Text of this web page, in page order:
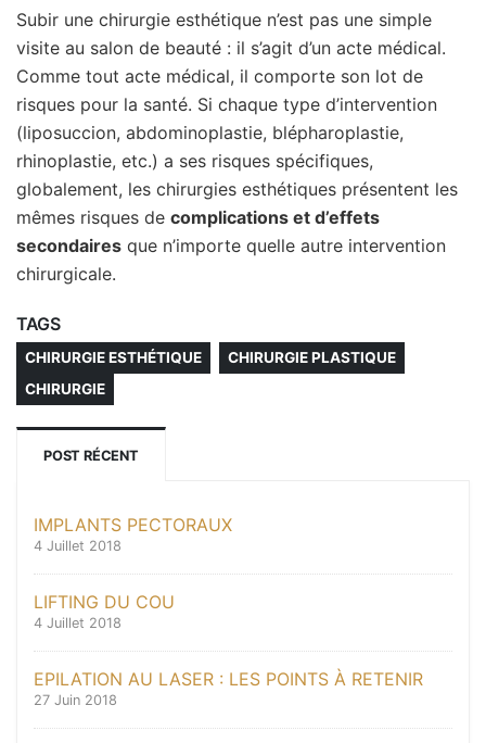
Subir une chirurgie esthétique n’est pas une simple
visite au salon de beauté : il s’agit d’un acte médical.
Comme tout acte médical, il comporte son lot de
risques pour la santé. Si chaque type d’intervention
(liposuccion, abdominoplastie, blépharoplastie,
rhinoplastie, etc.) a ses risques spécifiques,
globalement, les chirurgies esthétiques présentent les
mêmes risques de complications et d’effets
secondaires que n’importe quelle autre intervention
chirurgicale.
TAGS
CHIRURGIE ESTHÉTIQUE
CHIRURGIE PLASTIQUE
CHIRURGIE
POST RÉCENT
IMPLANTS PECTORAUX
4 Juillet 2018
LIFTING DU COU
4 Juillet 2018
EPILATION AU LASER : LES POINTS À RETENIR
27 Juin 2018